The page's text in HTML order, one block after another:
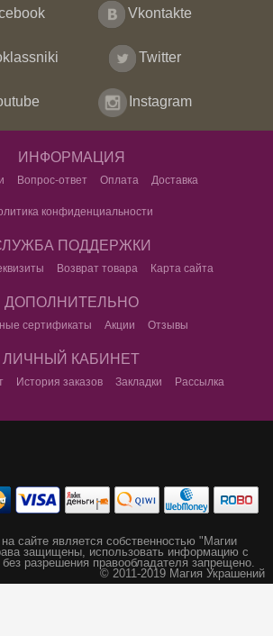
Vkontakte
Twitter
Instagram
ИНФОРМАЦИЯ
Вопрос-ответ Оплата Доставка
конфиденциальности
ПОДДЕРЖКИ
Возврат товара Карта сайта
ДОПОЛНИТЕЛЬНО
сертификаты Акции Отзывы
ЛИЧНЫЙ КАБИНЕТ
История заказов Закладки Рассылка
сайте является собственностью "Магии
защищены, использовать информацию с
разрешения правообладателя запрещено.
© 2011-2019 Магия Украшений